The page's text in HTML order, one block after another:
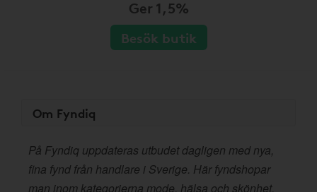
Ger 1,5%
Besök butik
Om Fyndiq
På Fyndiq uppdateras utbudet dagligen med nya,
fina fynd från handlare i Sverige. Här fyndshopar
man inom kategorierna mode, hälsa och skönhet,